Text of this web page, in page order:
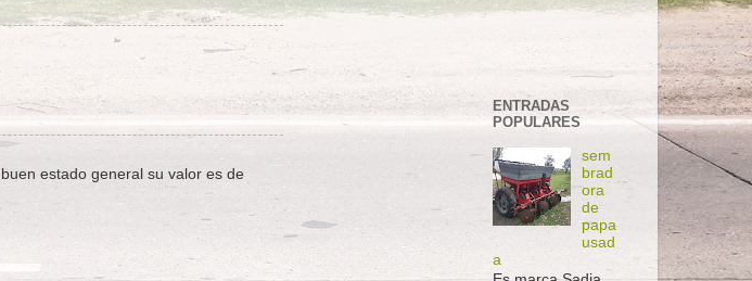
estado general su valor es de
ENTRADAS
POPULARES
sem
brad
ora
de
papa
usad
a